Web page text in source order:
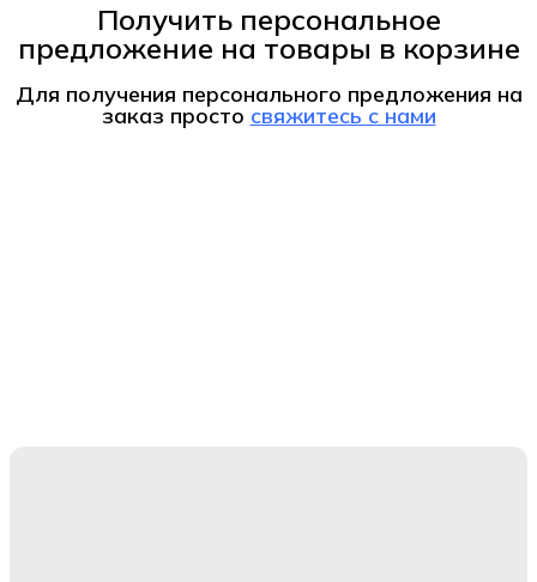
Получить персональное
предложение на товары в корзине
Для получения персонального предложения на
заказ просто свяжитесь с нами